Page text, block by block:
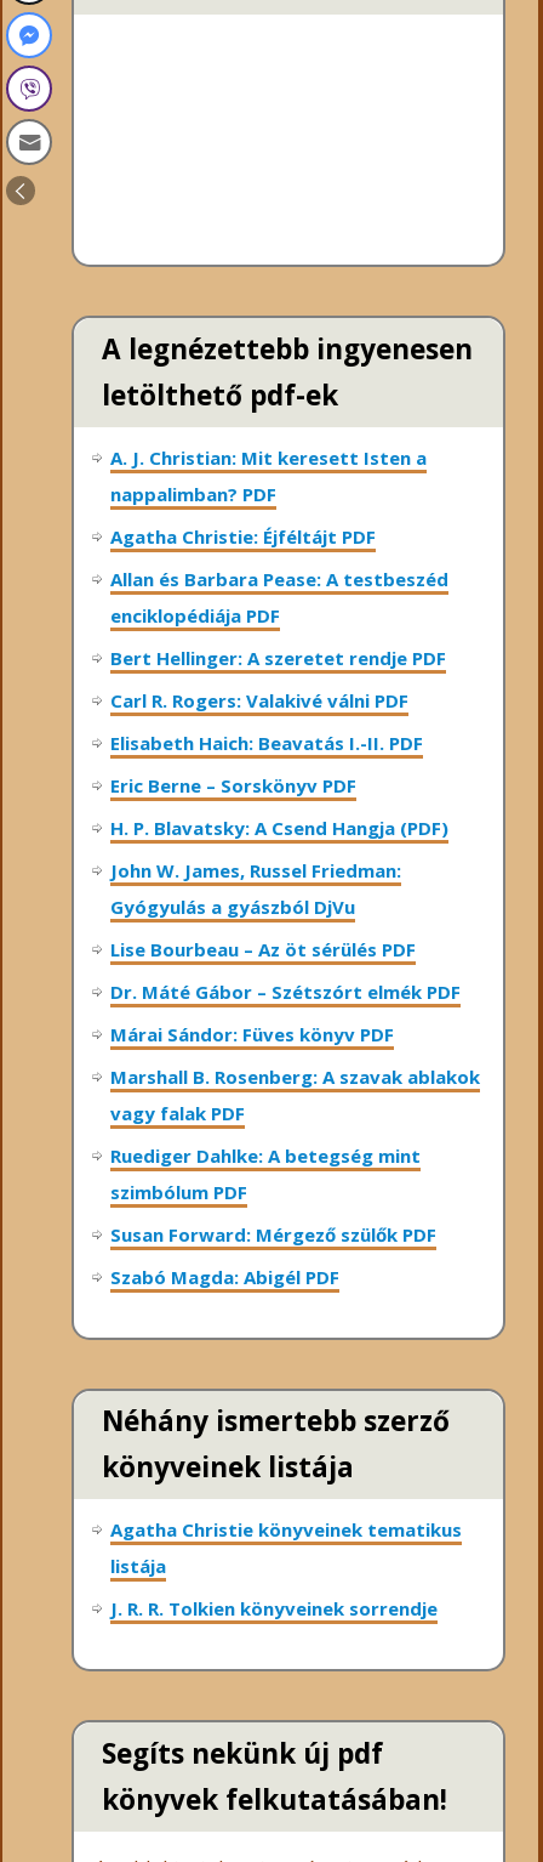
A legnézettebb ingyenesen
letölthető pdf-ek
A. J. Christian: Mit keresett Isten a
nappalimban? PDF
Agatha Christie: Éjféltájt PDF
Allan és Barbara Pease: A testbeszéd
enciklopédiája PDF
Bert Hellinger: A ​szeretet rendje PDF
Carl R. Rogers: Valakivé válni PDF
Elisabeth Haich: Beavatás I.-II. PDF
Eric Berne – Sorskönyv PDF
H. P. Blavatsky: A Csend Hangja (PDF)
John W. James, Russel Friedman:
Gyógyulás a gyászból DjVu
Lise Bourbeau – Az öt sérülés PDF
Dr. Máté Gábor – Szétszórt elmék PDF
Márai Sándor: Füves könyv PDF
Marshall B. Rosenberg: A szavak ablakok
vagy falak PDF
Ruediger Dahlke: A betegség mint
szimbólum PDF
Susan Forward: Mérgező szülők PDF
Szabó Magda: Abigél PDF
Néhány ismertebb szerző
könyveinek listája
Agatha Christie könyveinek tematikus
listája
J. R. R. Tolkien könyveinek sorrendje
Segíts nekünk új pdf
könyvek felkutatásában!